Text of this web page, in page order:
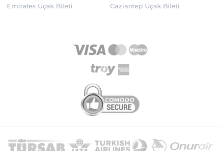
Emirates Uçak Bileti
Gaziantep Uçak Bileti